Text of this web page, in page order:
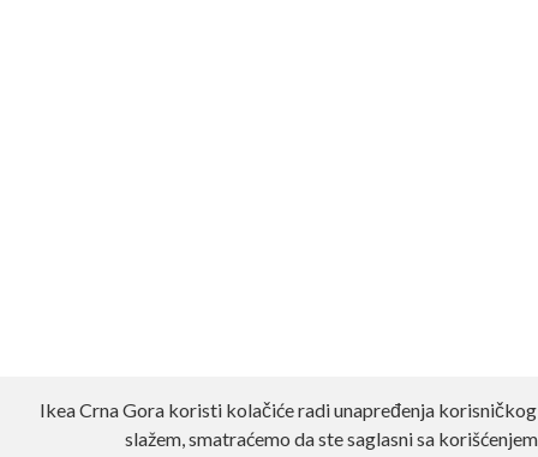
Ikea Crna Gora koristi kolačiće radi unapređenja
slažem, smatraćemo da ste saglasni sa